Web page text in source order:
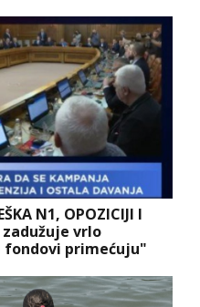
N1, OPOZICIJI I
zadužuje vrlo
primećuju"